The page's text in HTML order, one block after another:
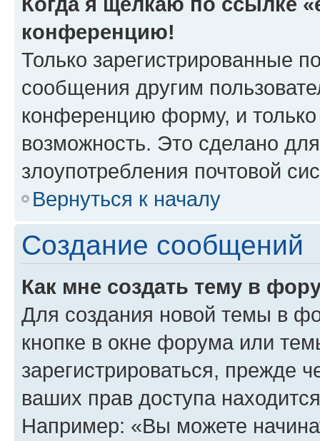
конференцию!
Только зарегистрированные
сообщения другим
конференцию форму, и
возможность. Это сделано
злоупотребления почтовой
Вернуться к началу
Создание сообщений
Как мне создать тему в
Для создания новой темы в
кнопке в окне форума или
зарегистрироваться, прежде
ваших прав доступа
Например: «Вы можете